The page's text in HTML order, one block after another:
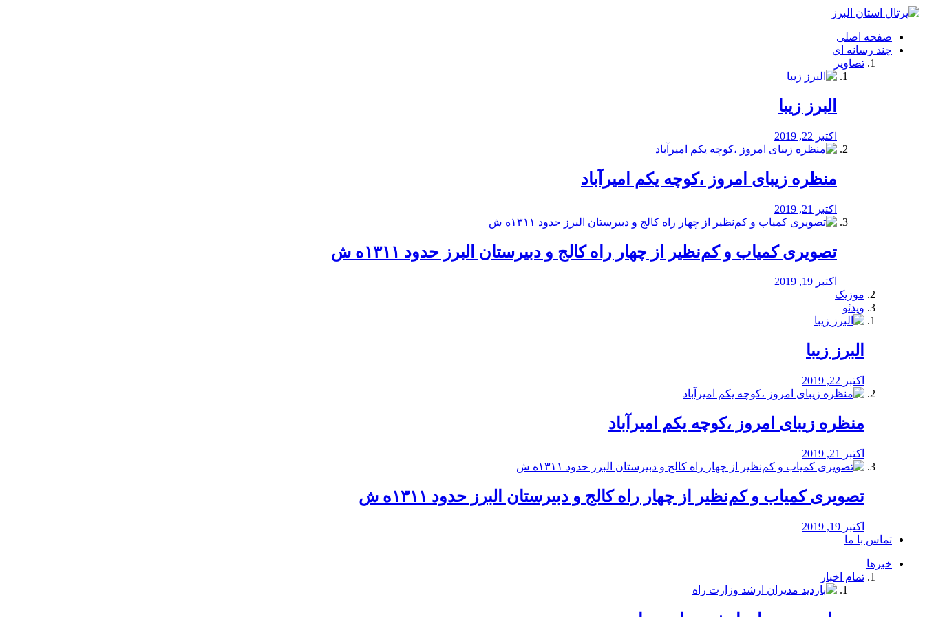
فصد
شرق
تهران
خشکشویی
صفحه اصلی
چند رسانه ای
تصاویر
البرز زیبا
اکتبر 22, 2019
منظره‌‌ زیبای امروز ،کوچه یکم امیرآباد
اکتبر 21, 2019
️تصویری کمیاب و کم‌نظیر از چهار راه كالج و دبيرستان البرز حدود ۱۳۱۱ه ش
اکتبر 19, 2019
موزیک
ویدئو
البرز زیبا
اکتبر 22, 2019
منظره‌‌ زیبای امروز ،کوچه یکم امیرآباد
اکتبر 21, 2019
️تصویری کمیاب و کم‌نظیر از چهار راه كالج و دبيرستان البرز حدود ۱۳۱۱ه ش
اکتبر 19, 2019
تماس با ما
خبرها
تمام اخبار